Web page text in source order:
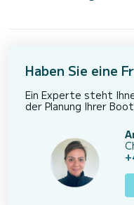
Haben Sie eine
Ein Experte steht
der Planung Ihrer